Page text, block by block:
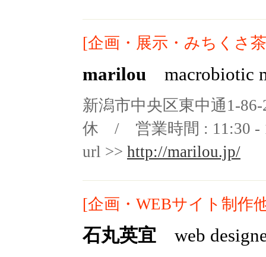
[企画・展示・みちくさ
marilou macrobiotic
新潟市中央区東中通1-
休 / 営業時間 : 11:30 -
url >> http://marilou.jp/
[企画・WEBサイト制作
石丸英宜 web